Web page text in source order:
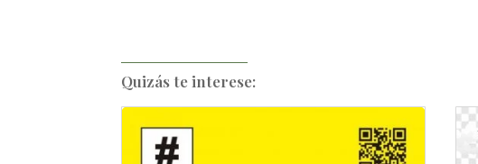
Quizás te interese: